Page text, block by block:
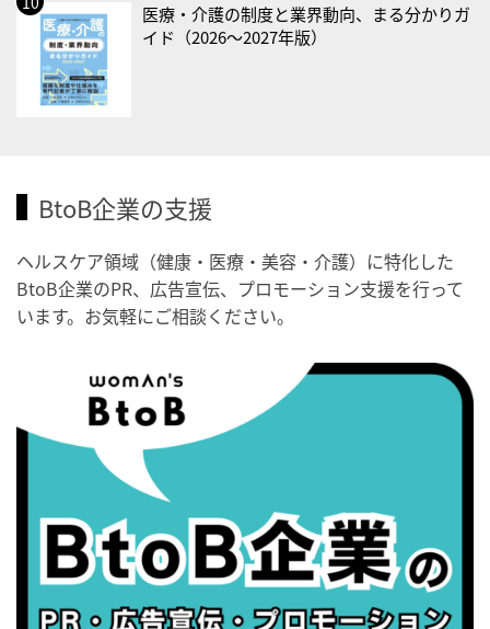
・秋の睡眠の日
2026/09/04(金)
・がん征圧月間
・職場の健康診断実施強化月間
・世界性の健康デー
2026/09/05(土)
・がん征圧月間
・健康増進普及月間
・歯ヂカラ探究月間
・職場の健康診断実施強化月間
・がん征圧月間
・世界アルツハイマー月間
・健康増進普及月間
・歯ヂカラ探究月間
医療・介護の制度と業界動向、まる分かりガ
イド（2026〜2027年版）
BtoB企業の支援
ヘルスケア領域（健康・医療・美容・介護）に特化した
BtoB企業のPR、広告宣伝、プロモーション支援を行って
います。お気軽にご相談ください。